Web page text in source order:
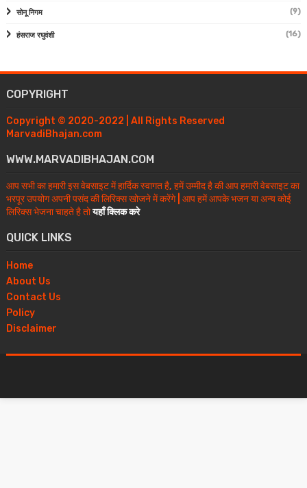
सोनू निगम (9)
हंसराज रघुवंशी (16)
COPYRIGHT
Copyright © 2020-2022 | All Rights Reserved
MarvadiBhajan.com
WWW.MARVADIBHAJAN.COM
आप सभी का हमारी इस वेबसाइट में हार्दिक स्वागत है, हमें उम्मीद है की आप हमारी वेबसाइट का
भरपूर उपयोग अपनी पसंद की लिरिक्स खोजने में करेंगे | आप हमें आपके भजन या अन्य कोई
लिरिक्स भेजना चाहते है तोयहाँ क्लिक करे
QUICK LINKS
Home
About Us
Contact Us
Policy
Disclaimer